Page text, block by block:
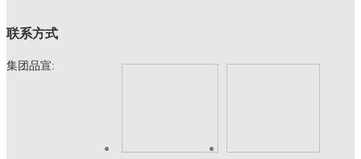
联系方式
集团品宣: